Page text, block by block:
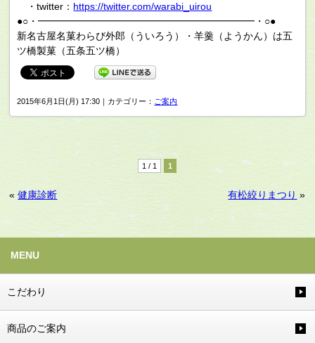
・twitter： https://twitter.com/warabi_uirou
●○・━━━━━━━━━━━━━━━━━━━━━━・○●
新名古屋名菓わらび外郎（ういろう）・羊羹（ようかん）は五
ツ橋製菓（五条五ツ橋）
2015年6月1日(月) 17:30｜カテゴリー： ご案内
1 / 1 1
«健康診断 有松絞りまつり »
MENU
こだわり
商品のご案内